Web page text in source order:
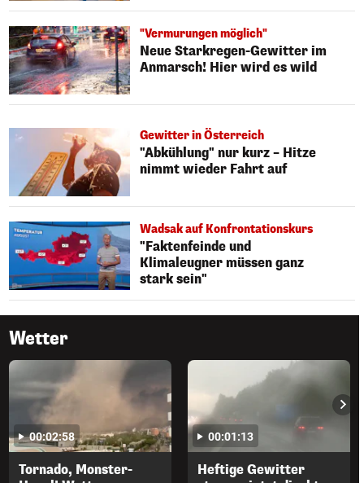
"Vermurungen möglich"
Neue Starkregen-Gewitter im
Anmarsch! Hier wird es wild
Gewitter in Österreich
"Abkühlung" nur kurz – Hitze
nimmt wieder Fahrt auf
Wadsak auf Konfrontationskurs
"Faktenfeinde und
Klimaleugner müssen ganz
stark sein"
Wetter
00:02:58
Tornado, Monster-
00:01:13
Heftige Gewitter